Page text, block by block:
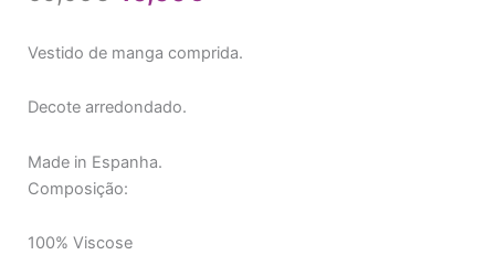
original
era:
59,95€.
atual
Vestido de manga comprida.
Decote arredondado.
Made in Espanha.
Composição:
100% Viscose